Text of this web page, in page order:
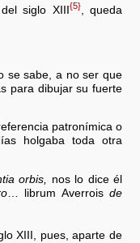
siglo XIII{5}, queda
se sabe, a no ser que
para dibujar su fuerte
patronímica o
holgaba toda otra
orbis, nos lo dice él
… librum Averrois de
XIII, pues, aparte de